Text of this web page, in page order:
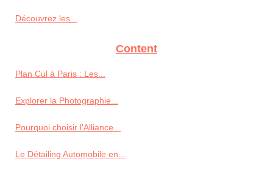
Découvrez les...
Content
Plan Cul à Paris : Les...
Explorer la Photographie...
Pourquoi choisir l'Alliance...
Le Détailing Automobile en...